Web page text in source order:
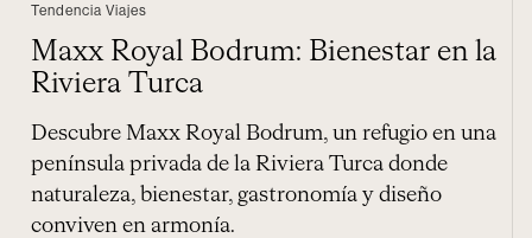
Tendencia Viajes
Maxx Royal Bodrum: Bienestar en la
Riviera Turca
Descubre Maxx Royal Bodrum, un refugio en una
península privada de la Riviera Turca donde
naturaleza, bienestar, gastronomía y diseño
conviven en armonía.